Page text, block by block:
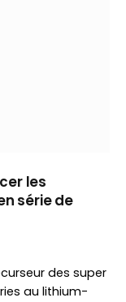
les
série de
des super
au lithium-